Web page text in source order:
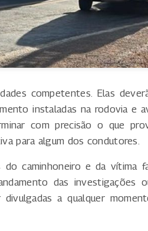
competentes. Elas
instaladas na rodovia e
com precisão o que
para algum dos condutores.
caminhoneiro e da vítima
das investigações
a qualquer